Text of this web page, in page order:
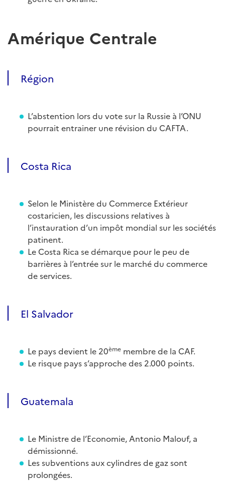
Amérique Centrale
Région
L’abstention lors du vote sur la Russie à l’ONU
pourrait entrainer une révision du CAFTA.
Costa Rica
Selon le Ministère du Commerce Extérieur
costaricien, les discussions relatives à
l’instauration d’un impôt mondial sur les sociétés
patinent.
Le Costa Rica se démarque pour le peu de
barrières à l’entrée sur le marché du commerce
de services.
El Salvador
Le pays devient le 20ème membre de la CAF.
Le risque pays s’approche des 2.000 points.
Guatemala
Le Ministre de l’Economie, Antonio Malouf, a
démissionné.
Les subventions aux cylindres de gaz sont
prolongées.